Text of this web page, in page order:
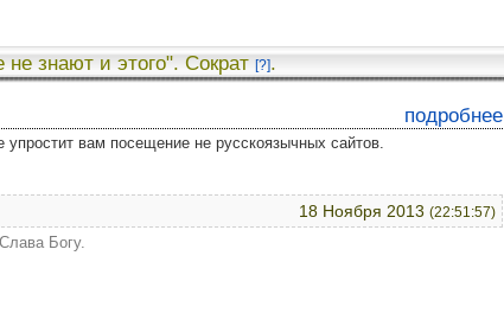
знают и этого". Сократ [?].
подробнее
упростит вам посещение не русскоязычных сайтов.
18 Ноября 2013 (22:51:57)
Богу.